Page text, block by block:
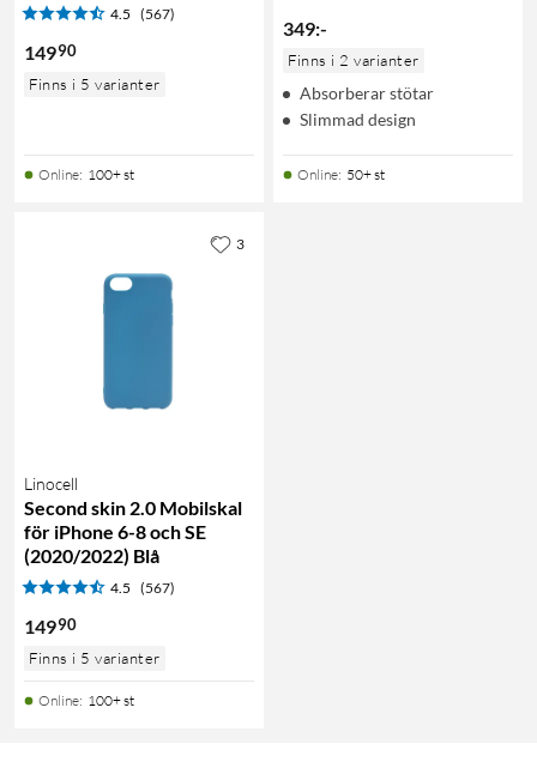
4.5 (567)
14990
Finns i 5 varianter
Online: 100+ st
349:-
Finns i 2 varianter
Absorberar stötar
Slimmad design
Online: 50+ st
Linocell
Second skin 2.0 Mobilskal
för iPhone 6-8 och SE
(2020/2022) Blå
4.5 (567)
14990
Finns i 5 varianter
Online: 100+ st
3